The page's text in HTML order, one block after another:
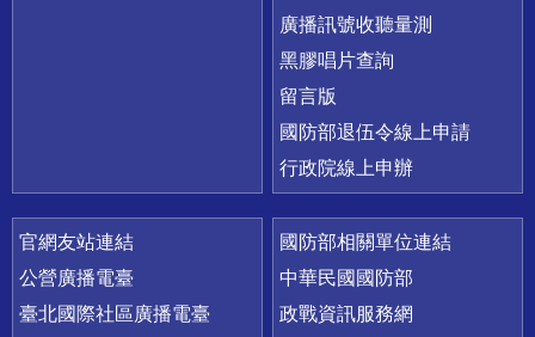
廣播訊號收聽量測
黑膠唱片查詢
留言版
國防部退伍令線上申請
行政院線上申辦
官網友站連結
公營廣播電臺
臺北國際社區廣播電臺
國防部相關單位連結
中華民國國防部
政戰資訊服務網